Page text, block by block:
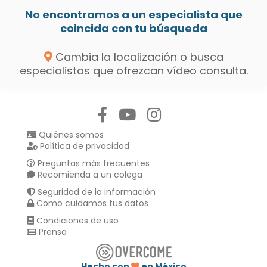
No encontramos a un especialista que
coincida con tu búsqueda
Cambia la localización o busca
especialistas que ofrezcan vídeo consulta.
Quiénes somos
Política de privacidad
Preguntas más frecuentes
Recomienda a un colega
Seguridad de la información
Como cuidamos tus datos
Condiciones de uso
Prensa